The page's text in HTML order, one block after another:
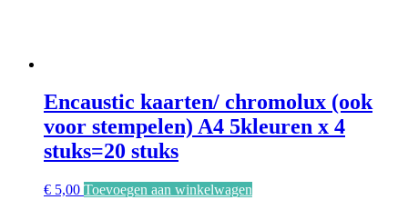
Encaustic kaarten/ chromolux (ook
voor stempelen) A4 5kleuren x 4
stuks=20 stuks
€ 5,00 Toevoegen aan winkelwagen